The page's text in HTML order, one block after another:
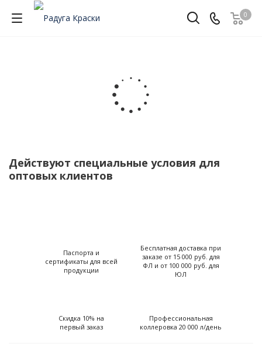
0
Действуют специальные условия для
оптовых клиентов
Паспорта и
сертификаты для всей
продукции
Бесплатная доставка при
заказе от 15 000 руб. для
ФЛ и от 100 000 руб. для
ЮЛ
Скидка 10% на
первый заказ
Профессиональная
коллеровка 20 000 л/день